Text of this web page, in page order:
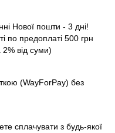
Нової пошти - 3 дні!
по предоплаті 500 грн
2% від суми)
(WayForPay) без
сплачувати з будь-якої